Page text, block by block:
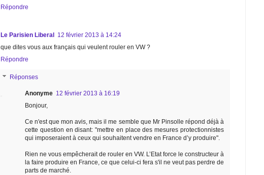
Répondre
Le Parisien Liberal
12 février 2013 à 14:24
que dites vous aux français qui veulent rouler en VW ?
Répondre
Réponses
Anonyme 12 février 2013 à 16:19
Bonjour,
Ce n'est que mon avis, mais il me semble que Mr Pinsolle répond déjà à
cette question en disant: "mettre en place des mesures protectionnistes
qui imposeraient à ceux qui souhaitent vendre en France d’y produire".
Rien ne vous empêcherait de rouler en VW. L’Etat force le constructeur à
la faire produire en France, ce que celui-ci fera s'il ne veut pas perdre de
parts de marché.